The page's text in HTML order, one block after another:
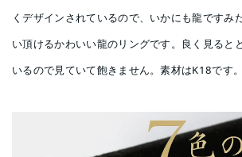
くデザインされているので、いかにも龍ですみ
い頂けるかわいい龍のリングです。良く見ると
いるので見ていて飽きません。素材はK18です。